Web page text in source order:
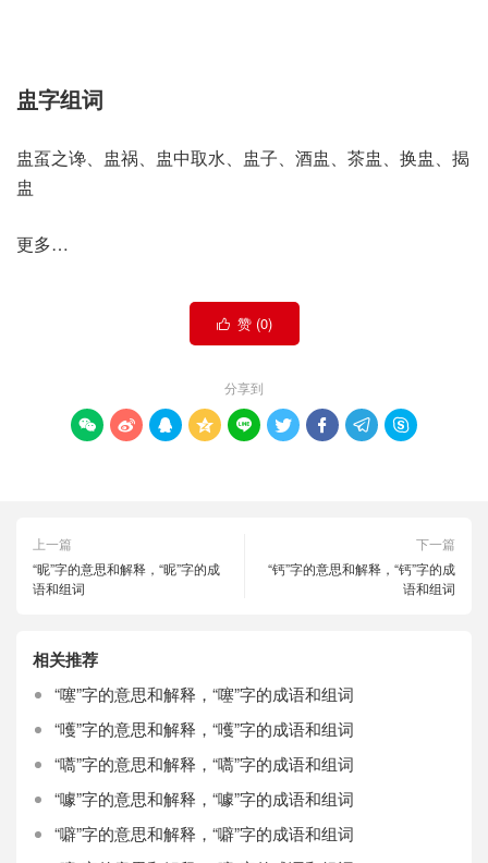
盅字组词
盅虿之谗、盅祸、盅中取水、盅子、酒盅、茶盅、换盅、揭
盅
更多…
 赞 (0)
分享到
        
上一篇
“昵”字的意思和解释，“昵”字的成
语和组词
下一篇
“钙”字的意思和解释，“钙”字的成
语和组词
相关推荐
“噻”字的意思和解释，“噻”字的成语和组词
“嚄”字的意思和解释，“嚄”字的成语和组词
“嚆”字的意思和解释，“嚆”字的成语和组词
“噱”字的意思和解释，“噱”字的成语和组词
“噼”字的意思和解释，“噼”字的成语和组词